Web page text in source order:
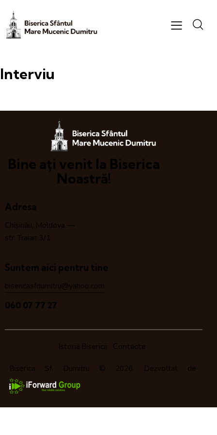
Interviu
Bine ați venit la Biserica
Noastră!
Adresa
Chișinău, Moldova —
str. Traian 3/1
Suntem aici pentru tine
bisericasfdumitru@yahoo.com
060 07 77 27
Istoria Bisericii Contacte
Biserica Sf. Dumitru © 2026. Dezvoltat de